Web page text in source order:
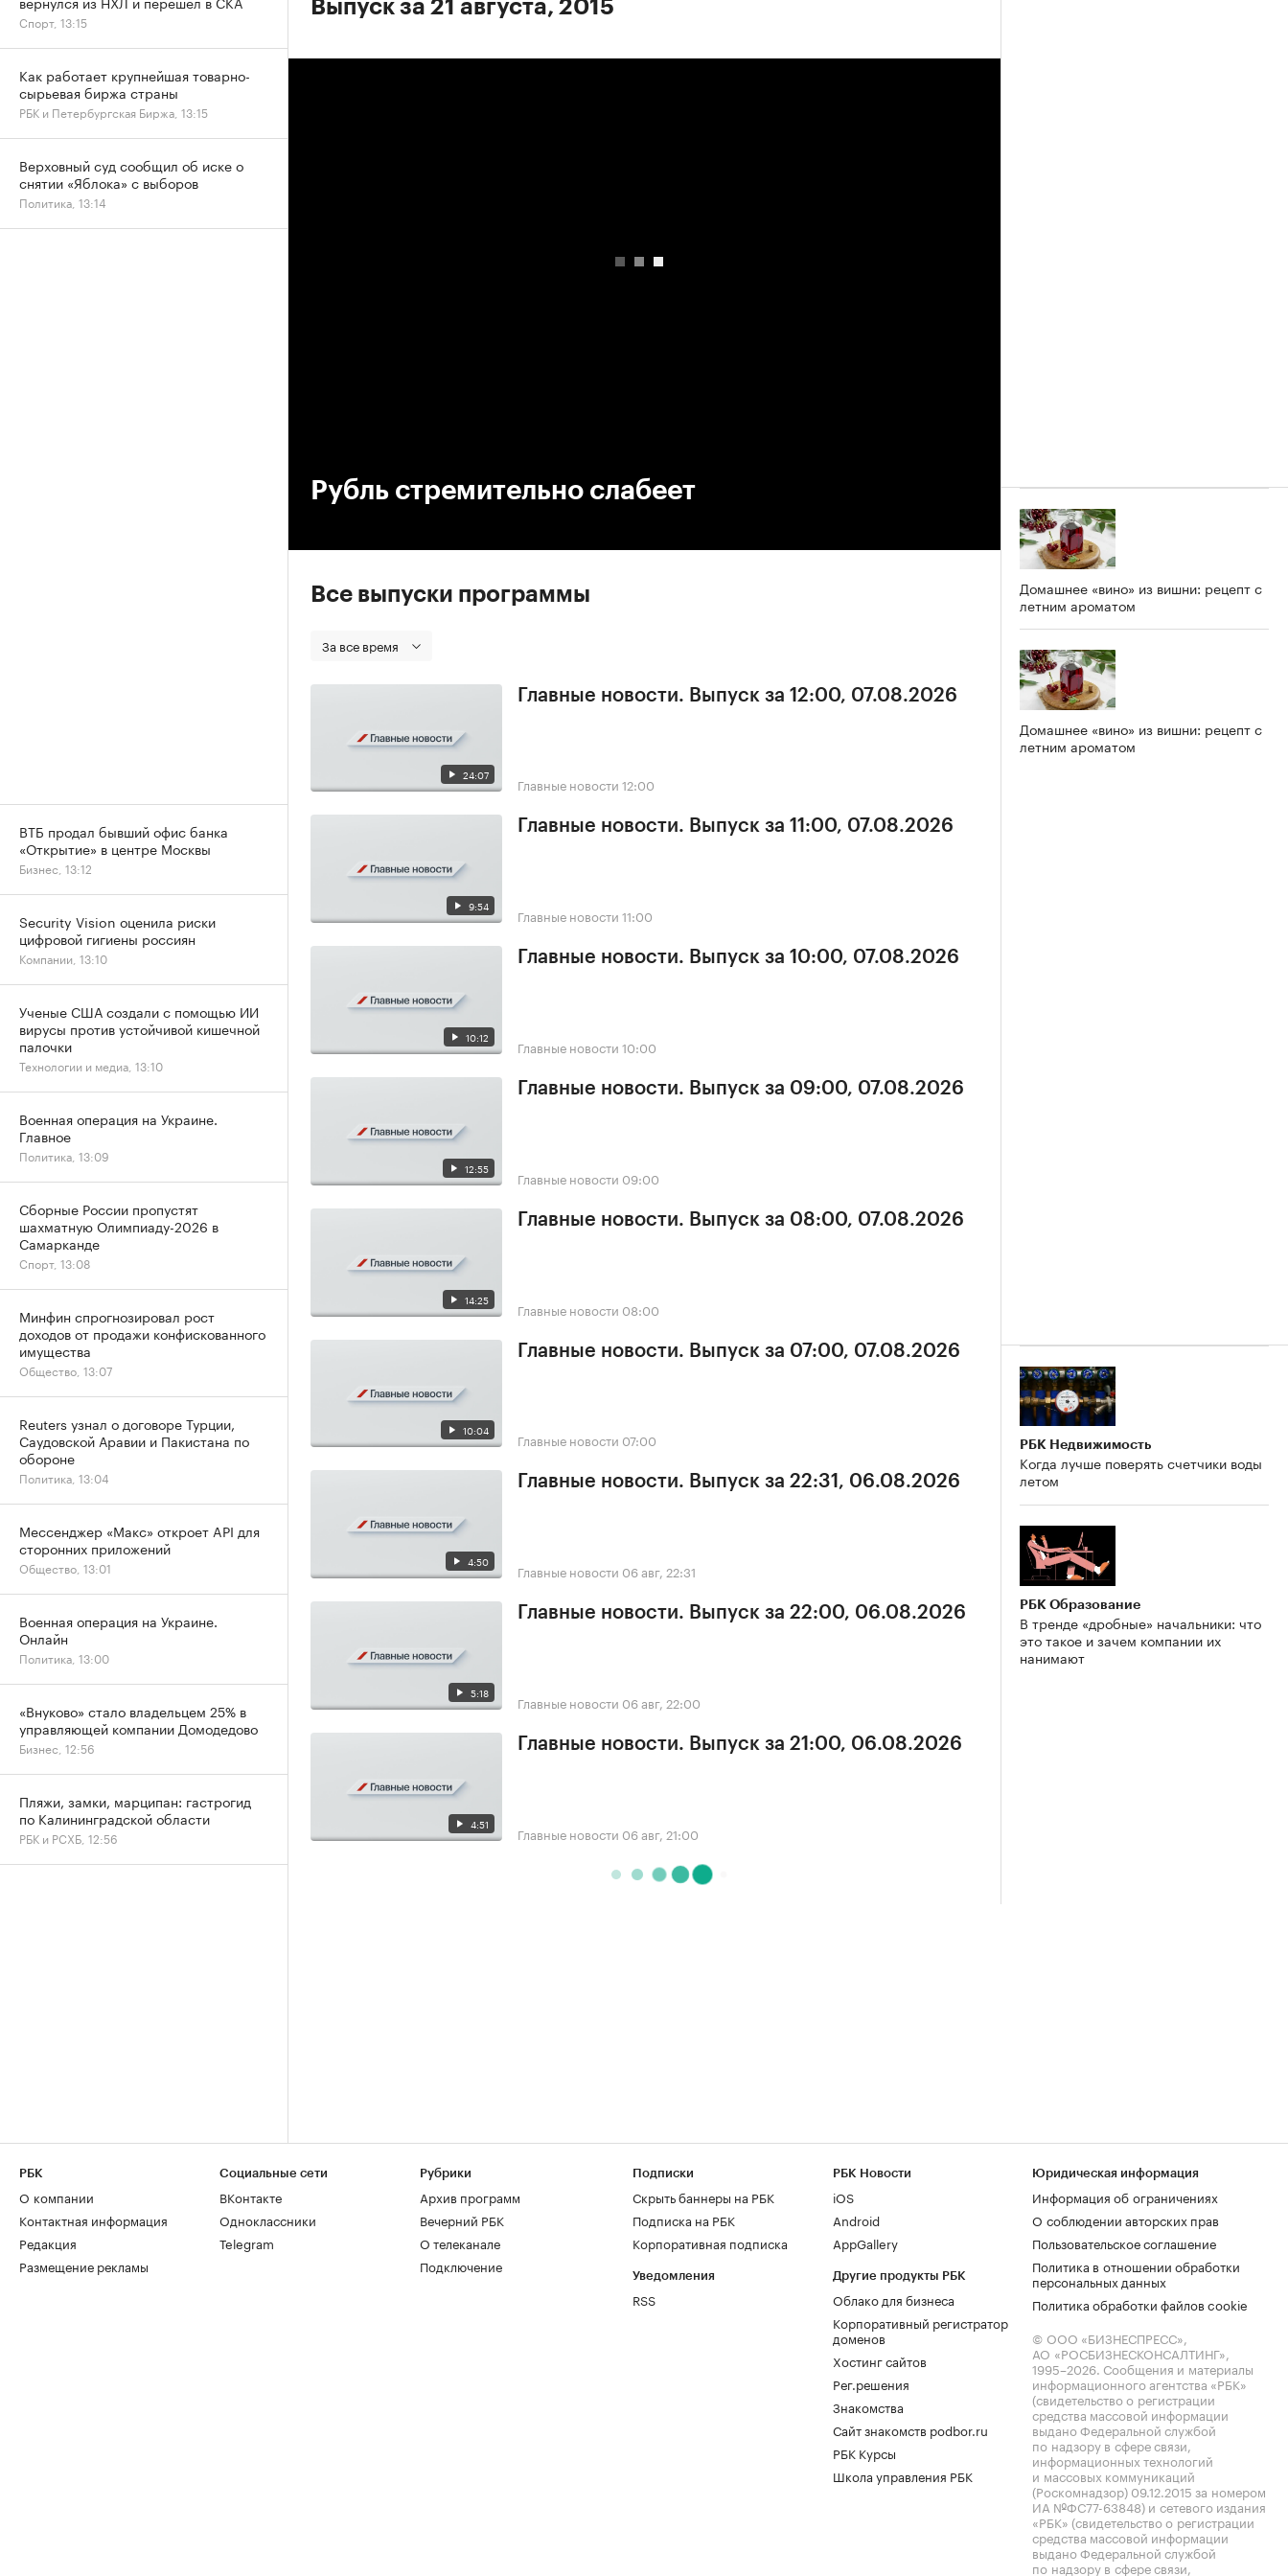
Выпуск за 21 августа, 2015
Рубль стремительно слабеет
Все выпуски программы
За все время
24:07
Главные новости. Выпуск за 12:00, 07.08.2026
Главные новости 12:00
9:54
Главные новости. Выпуск за 11:00, 07.08.2026
Главные новости 11:00
10:12
Главные новости. Выпуск за 10:00, 07.08.2026
Главные новости 10:00
12:55
Главные новости. Выпуск за 09:00, 07.08.2026
Главные новости 09:00
14:25
Главные новости. Выпуск за 08:00, 07.08.2026
Главные новости 08:00
10:04
Главные новости. Выпуск за 07:00, 07.08.2026
Главные новости 07:00
4:50
Главные новости. Выпуск за 22:31, 06.08.2026
Главные новости 06 авг, 22:31
5:18
Главные новости. Выпуск за 22:00, 06.08.2026
Главные новости 06 авг, 22:00
4:51
Главные новости. Выпуск за 21:00, 06.08.2026
Главные новости 06 авг, 21:00
Домашнее «вино» из вишни: рецепт с
летним ароматом
Домашнее «вино» из вишни: рецепт с
летним ароматом
РБК Недвижимость
Когда лучше поверять счетчики воды
летом
РБК Образование
В тренде «дробные» начальники: что
это такое и зачем компании их
нанимают
Спорт, 13:15
Как работает крупнейшая товарно-
сырьевая биржа страны
РБК и Петербургская Биржа, 13:15
Верховный суд сообщил об иске о
снятии «Яблока» с выборов
Политика, 13:14
ВТБ продал бывший офис банка
«Открытие» в центре Москвы
Бизнес, 13:12
Security Vision оценила риски
цифровой гигиены россиян
Компании, 13:10
Ученые США создали с помощью ИИ
вирусы против устойчивой кишечной
палочки
Технологии и медиа, 13:10
Военная операция на Украине.
Главное
Политика, 13:09
Сборные России пропустят
шахматную Олимпиаду-2026 в
Самарканде
Спорт, 13:08
Минфин спрогнозировал рост
доходов от продажи конфискованного
имущества
Общество, 13:07
Reuters узнал о договоре Турции,
Саудовской Аравии и Пакистана по
обороне
Политика, 13:04
Мессенджер «Макс» откроет API для
сторонних приложений
Общество, 13:01
Военная операция на Украине.
Онлайн
Политика, 13:00
«Внуково» стало владельцем 25% в
управляющей компании Домодедово
Бизнес, 12:56
Пляжи, замки, марципан: гастрогид
по Калининградской области
РБК и РСХБ, 12:56
РБК
О компании
Контактная информация
Редакция
Размещение рекламы
Социальные сети
ВКонтакте
Одноклассники
Telegram
Рубрики
Архив программ
Вечерний РБК
О телеканале
Подключение
Подписки
Скрыть баннеры на РБК
Подписка на РБК
Корпоративная подписка
Уведомления
RSS
РБК Новости
iOS
Android
AppGallery
Другие продукты РБК
Облако для бизнеса
Корпоративный регистратор
доменов
Хостинг сайтов
Рег.решения
Знакомства
Сайт знакомств podbor.ru
РБК Курсы
Школа управления РБК
Юридическая информация
Информация об ограничениях
О соблюдении авторских прав
Пользовательское соглашение
Политика в отношении обработки
персональных данных
Политика обработки файлов cookie
© ООО «БИЗНЕСПРЕСС»,
АО «РОСБИЗНЕСКОНСАЛТИНГ»,
1995–2026. Сообщения и материалы
информационного агентства «РБК»
(свидетельство о регистрации
средства массовой информации
выдано Федеральной службой
по надзору в сфере связи,
информационных технологий
и массовых коммуникаций
(Роскомнадзор) 09.12.2015 за номером
ИА №ФС77-63848) и сетевого издания
«РБК» (свидетельство о регистрации
средства массовой информации
выдано Федеральной службой
по надзору в сфере связи,